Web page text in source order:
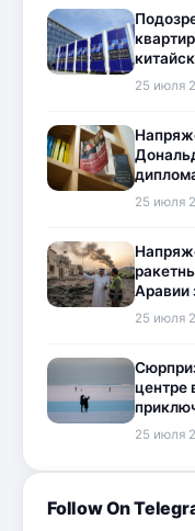
25 июля
25 июля
Аравии
25 июля
центре
25 июля
Follow On